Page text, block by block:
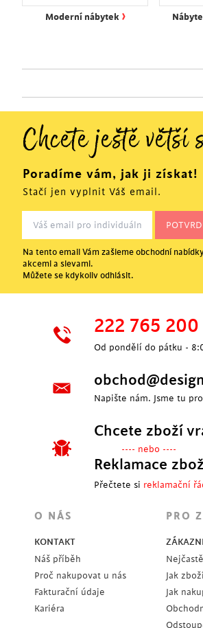
Moderní nábytek ›
Chcete ještě větší
Poradíme vám, jak ji získat!
Stačí jen vyplnit Váš email.
Na tento email Vám zašleme obchodní
akcemi a slevami.
Můžete se kdykoliv odhlásit.
222 765 200
Od pondělí do pátku -
Napište nám. Jsme tu
Chcete zboží
---- nebo ----
Reklamace
Přečtete si reklamační
O NÁS
KONTAKT
Náš příběh
Proč nakupovat u nás
Fakturační údaje
Kariéra
PRO
Jak
Jak